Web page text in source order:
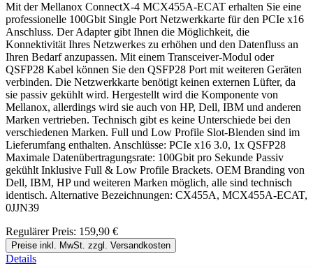
Mit der Mellanox ConnectX-4 MCX455A-ECAT erhalten Sie eine
professionelle 100Gbit Single Port Netzwerkkarte für den PCIe x16
Anschluss. Der Adapter gibt Ihnen die Möglichkeit, die
Konnektivität Ihres Netzwerkes zu erhöhen und den Datenfluss an
Ihren Bedarf anzupassen. Mit einem Transceiver-Modul oder
QSFP28 Kabel können Sie den QSFP28 Port mit weiteren Geräten
verbinden. Die Netzwerkkarte benötigt keinen externen Lüfter, da
sie passiv gekühlt wird. Hergestellt wird die Komponente von
Mellanox, allerdings wird sie auch von HP, Dell, IBM und anderen
Marken vertrieben. Technisch gibt es keine Unterschiede bei den
verschiedenen Marken. Full und Low Profile Slot-Blenden sind im
Lieferumfang enthalten. Anschlüsse: PCIe x16 3.0, 1x QSFP28
Maximale Datenübertragungsrate: 100Gbit pro Sekunde Passiv
gekühlt Inklusive Full & Low Profile Brackets. OEM Branding von
Dell, IBM, HP und weiteren Marken möglich, alle sind technisch
identisch. Alternative Bezeichnungen: CX455A, MCX455A-ECAT,
0JJN39
Regulärer Preis: 159,90 €
Preise inkl. MwSt. zzgl. Versandkosten
Details